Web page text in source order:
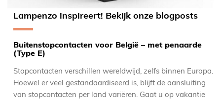
Lampenzo inspireert! Bekijk onze blogposts
Buitenstopcontacten voor België – met penaarde
(Type E)
Stopcontacten verschillen wereldwijd, zelfs binnen Europa.
Hoewel er veel gestandaardiseerd is, blijft de aansluiting
van stopcontacten per land variëren. Gaat u op vakantie